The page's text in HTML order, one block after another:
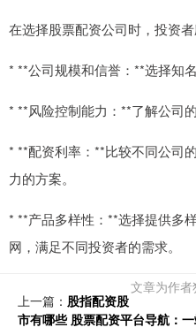
在选择股票配资公司时，投资
* **公司规模和信誉：**选择知
* **风险控制能力：**了解公司
* **配资利率：**比较不同公司
力的方案。
* **产品多样性：**选择提供多
网，满足不同投资者的需求。
文章为作
上一篇： 股指配资股
市有哪些 股票配资平台导航：